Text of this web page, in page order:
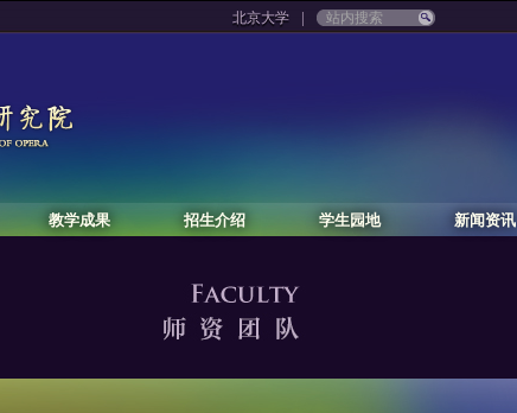
北京大学 |
教学成果 招生介绍 学生园地 新闻资讯